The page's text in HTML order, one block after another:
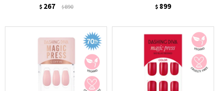
$ 267 $890 $ 899